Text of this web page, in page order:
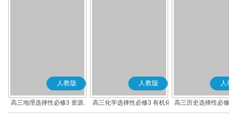
人教版
高三地理选择性必修3 资源、
环境与国家安全
人教版
高三化学选择性必修3 有机化
学基础
人
高三历史选择性必
流与传播(部